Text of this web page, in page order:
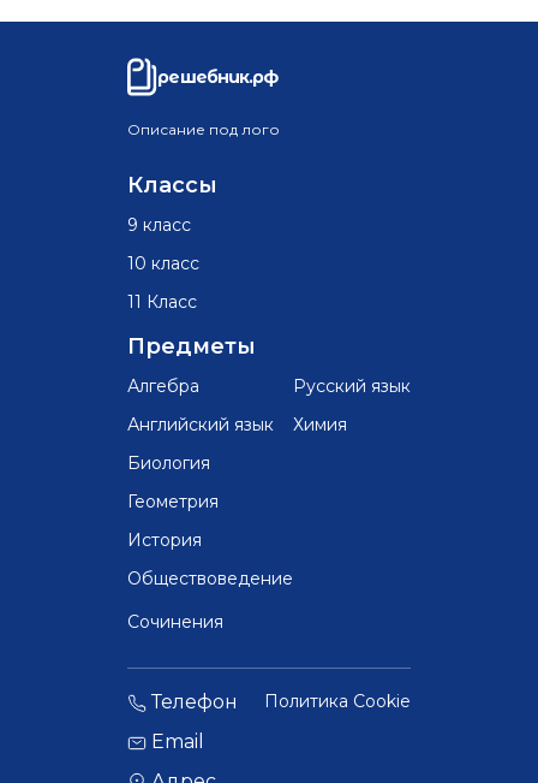
решебник.рф
Описание под лого
Классы
9 класс
10 класс
11 Класс
Предметы
Алгебра
Английский язык
Биология
Геометрия
История
Обществоведение
Русский язык
Химия
Сочинения
Политика Cookie
Телефон
Email